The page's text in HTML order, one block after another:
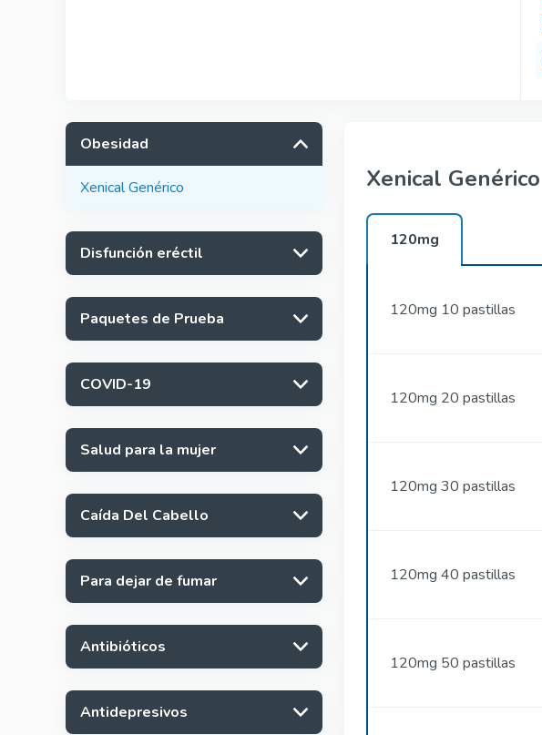
Obesidad
Xenical Genérico
Disfunción eréctil
Paquetes de Prueba
COVID-19
Salud para la mujer
Caída Del Cabello
Para dejar de fumar
Antibióticos
Antidepresivos
Xenical Genérico
120mg
120mg 10 pastillas
120mg 20 pastillas
120mg 30 pastillas
120mg 40 pastillas
120mg 50 pastillas